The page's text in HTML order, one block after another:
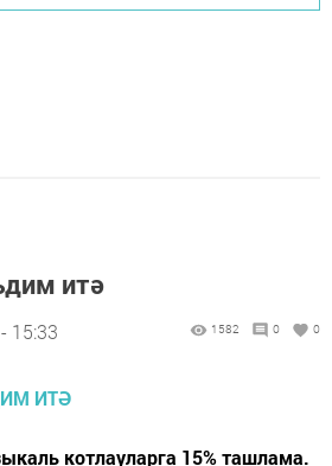
итә
15:33 1582 0 0
котлауларга 15% ташлама.